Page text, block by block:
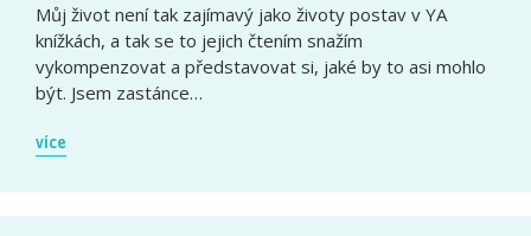
Můj život není tak zajímavý jako životy postav v YA
knížkách, a tak se to jejich čtením snažím
vykompenzovat a představovat si, jaké by to asi mohlo
být. Jsem zastánce…
více